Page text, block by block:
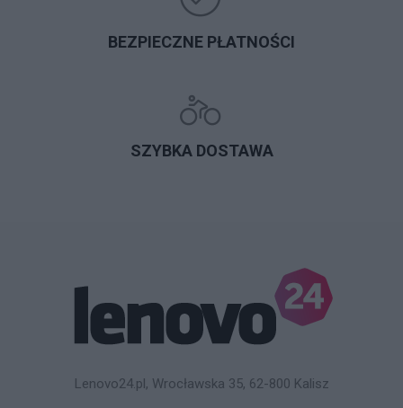
BEZPIECZNE PŁATNOŚCI
SZYBKA DOSTAWA
Lenovo24.pl, Wrocławska 35, 62-800 Kalisz